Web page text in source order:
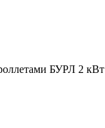
БУРЛ 2 кВт